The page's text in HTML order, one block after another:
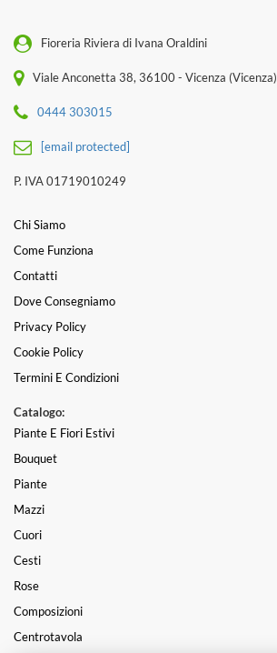
Fioreria Riviera di Ivana Oraldini
Viale Anconetta 38, 36100 - Vicenza (Vicenza)
0444 303015
[email protected]
P. IVA 01719010249
Chi Siamo
Come Funziona
Contatti
Dove Consegniamo
Privacy Policy
Cookie Policy
Termini E Condizioni
Catalogo:
Piante E Fiori Estivi
Bouquet
Piante
Mazzi
Cuori
Cesti
Rose
Composizioni
Centrotavola